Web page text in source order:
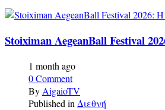
Stoiximan AegeanBall Festival
1 month ago
0 Comment
By AigaioTV
Published in Διεθνή